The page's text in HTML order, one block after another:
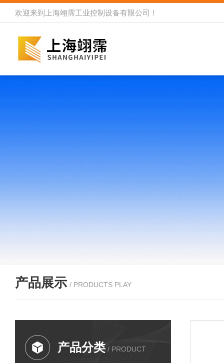
欢迎来到 上海翊霈工业控制设备有限公司 ！
产品展示 / PRODUCTS PLAY
产品分类 / PRODUCT